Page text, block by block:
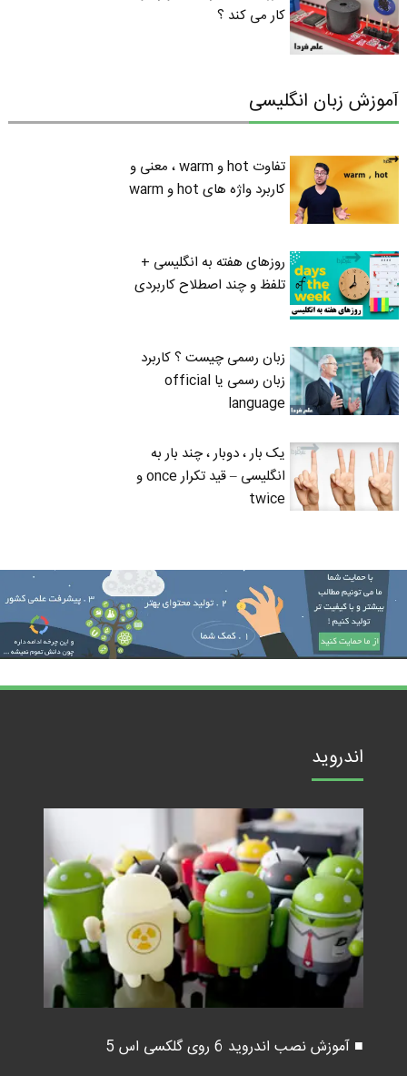
کار می کند ؟
آموزش زبان انگلیسی
تفاوت hot و warm ، معنی و
کاربرد واژه های hot و warm
روزهای هفته به انگلیسی +
تلفظ و چند اصطلاح کاربردی
زبان رسمی چیست ؟ کاربرد
زبان رسمی یا official
language
یک بار ، دوبار ، چند بار به
انگلیسی – قید تکرار once و
twice
اندروید
■ آموزش نصب اندروید 6 روی گلکسی اس 5